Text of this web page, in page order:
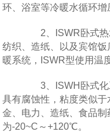
环、浴室等冷暖水循环
2、ISWR卧式热
纺织、造纸、以及宾馆
暖系统，ISWR型使用温
3、ISWH卧式化
具有腐蚀性，粘度类似
金、电力、造纸、食品
为-20~C～+120℃。